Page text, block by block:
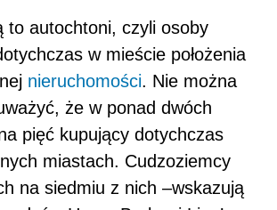
to autochtoni, czyli osoby
w mieście położenia
nieruchomości. Nie można
że w ponad dwóch
pięć kupujący dotychczas
miastach. Cudzoziemcy
na siedmiu z nich –wskazują